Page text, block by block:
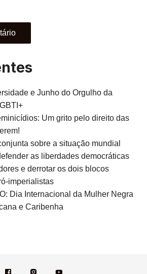
e Junho do Orgulho da
Um grito pelo direito das
sobre a situação mundial
as liberdades democráticas
e derrotar os dois blocos
imperialistas
Dia Internacional da Mulher Negra
e Caribenha